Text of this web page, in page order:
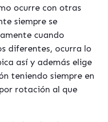
ocurre con otras
siempre se
cuando
diferentes, ocurra lo
así y además elige
teniendo siempre en
rotación al que